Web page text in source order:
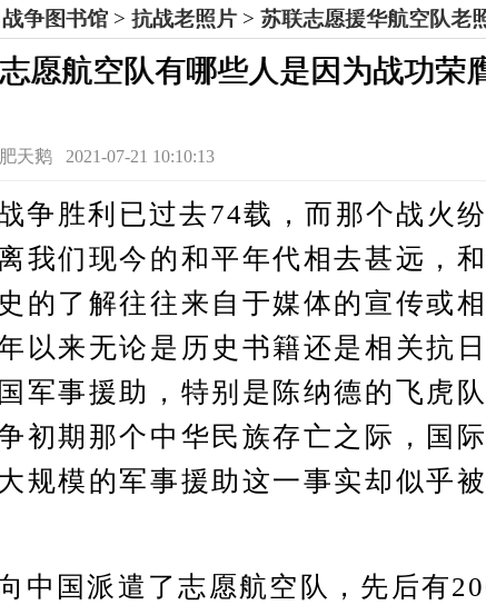
争图书馆 > 抗战老照片> 苏联志愿援华航空队老
愿航空队有哪些人是因为战功荣
天鹅 2021-07-21 10:10:13
胜利已过去74载，而那个战火纷
我们现今的和平年代相去甚远，
的了解往往来自于媒体的宣传或
以来无论是历史书籍还是相关抗
军事援助，特别是陈纳德的飞虎
初期那个中华民族存亡之际，国
规模的军事援助这一事实却似乎
国派遣了志愿航空队，先后有